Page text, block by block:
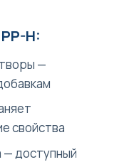
H:
—
свойства
— доступный